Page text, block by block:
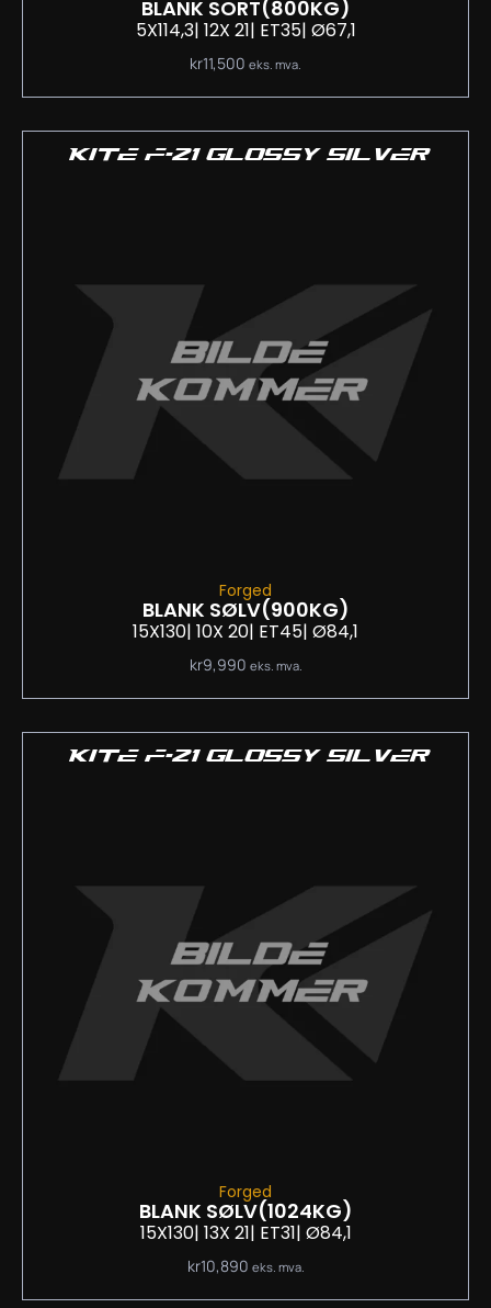
BLANK SORT(800KG)
5X114,3| 12X 21| ET35| Ø67,1
kr11,500 eks. mva.
KITE F-21 GLOSSY SILVER
Forged
BLANK SØLV(900KG)
15X130| 10X 20| ET45| Ø84,1
kr9,990 eks. mva.
KITE F-21 GLOSSY SILVER
Forged
BLANK SØLV(1024KG)
15X130| 13X 21| ET31| Ø84,1
kr10,890 eks. mva.